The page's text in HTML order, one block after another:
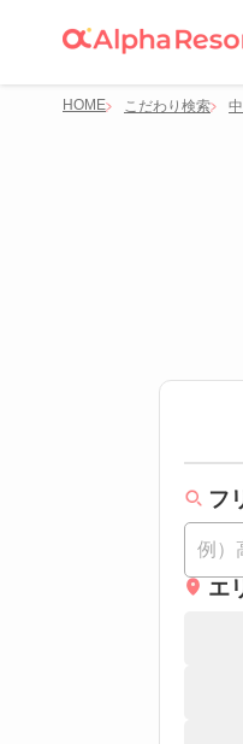
HOME こだわり検索
フ
エ